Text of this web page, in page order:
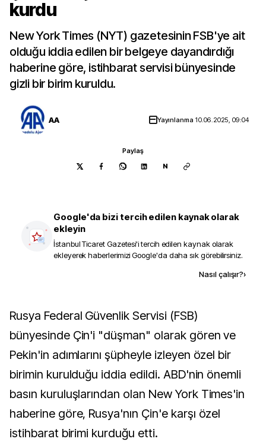
kurdu
New York Times (NYT) gazetesinin FSB'ye ait
olduğu iddia edilen bir belgeye dayandırdığı
haberine göre, istihbarat servisi bünyesinde
gizli bir birim kuruldu.
AA Yayınlanma 10.06.2025, 09:04
Paylaş
N
Google'da bizi tercih edilen kaynak olarak
ekleyin
İstanbul Ticaret Gazetesi'i tercih edilen kaynak olarak
ekleyerek haberlerimizi Google'da daha sık görebilirsiniz.
Nasıl çalışır?›
Rusya Federal Güvenlik Servisi (FSB)
bünyesinde Çin'i "düşman" olarak gören ve
Pekin'in adımlarını şüpheyle izleyen özel bir
birimin kurulduğu iddia edildi. ABD'nin önemli
basın kuruluşlarından olan New York Times'in
haberine göre, Rusya'nın Çin'e karşı özel
istihbarat birimi kurduğu etti.